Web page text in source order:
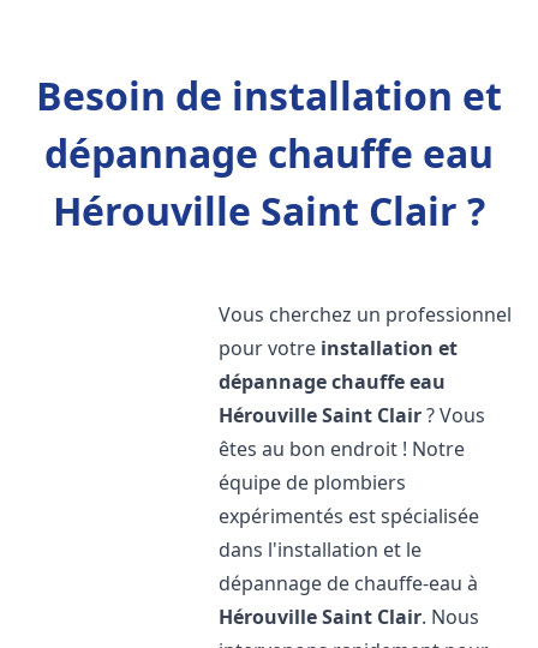
Besoin de installation et
dépannage chauffe eau
Hérouville Saint Clair ?
Vous cherchez un professionnel
pour votre installation et
dépannage chauffe eau
Hérouville Saint Clair? Vous
êtes au bon endroit ! Notre
équipe de plombiers
expérimentés est spécialisée
dans l'installation et le
dépannage de chauffe-eau à
Hérouville Saint Clair. Nous